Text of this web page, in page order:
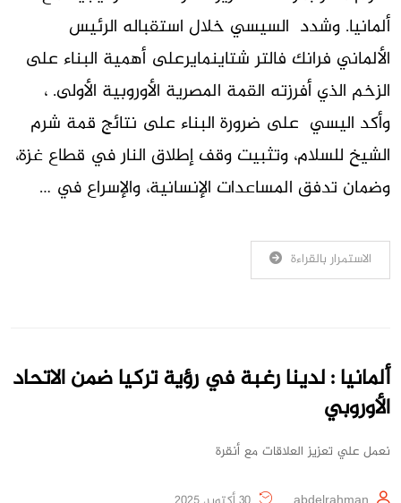
ألمانيا. وشدد السيسي خلال استقباله الرئيس
الألماني فرانك فالتر شتاينمايرعلى أهمية البناء على
الزخم الذي أفرزته القمة المصرية الأوروبية الأولى. ،
وأكد اليسي على ضرورة البناء على نتائج قمة شرم
الشيخ للسلام، وتثبيت وقف إطلاق النار في قطاع غزة،
وضمان تدفق المساعدات الإنسانية، والإسراع في …
الاستمرار بالقراءة
ألمانيا : لدينا رغبة في رؤية تركيا ضمن الاتحاد
الأوروبي
نعمل علي تعزيز العلاقات مع أنقرة